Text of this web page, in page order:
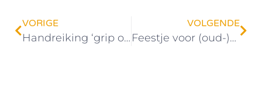
VORIGE
Handreiking ‘grip op kwetsbaarheid’
VOLGENDE
Feestje voor (oud-)deelnemers en coaches Coach4you